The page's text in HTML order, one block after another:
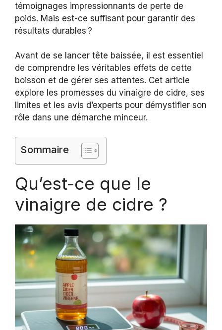
témoignages impressionnants de perte de
poids. Mais est-ce suffisant pour garantir des
résultats durables ?
Avant de se lancer tête baissée, il est essentiel
de comprendre les véritables effets de cette
boisson et de gérer ses attentes. Cet article
explore les promesses du vinaigre de cidre, ses
limites et les avis d’experts pour démystifier son
rôle dans une démarche minceur.
Sommaire
Qu’est-ce que le
vinaigre de cidre ?